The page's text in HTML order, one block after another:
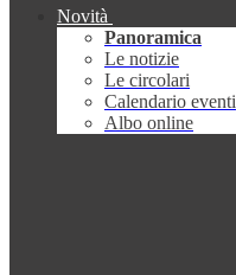
Novità
Panoramica
Le notizie
Le circolari
Calendario eventi
Albo online